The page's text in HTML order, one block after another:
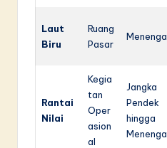
Laut
Biru
Ruang
Pasar
Rantai
Nilai
Kegia
tan
Oper
asion
al
Jangka
Pendek
hingga